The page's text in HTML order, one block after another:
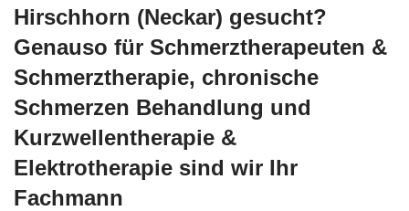
Hirschhorn (Neckar) gesucht?
Genauso für Schmerztherapeuten &
Schmerztherapie, chronische
Schmerzen Behandlung und
Kurzwellentherapie &
Elektrotherapie sind wir Ihr
Fachmann